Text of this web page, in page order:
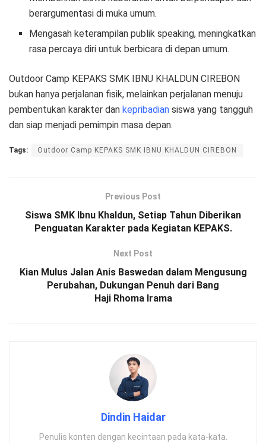
berargumentasi di muka umum.
Mengasah keterampilan publik speaking, meningkatkan
rasa percaya diri untuk berbicara di depan umum.
Outdoor Camp KEPAKS SMK IBNU KHALDUN CIREBON
bukan hanya perjalanan fisik, melainkan perjalanan menuju
pembentukan karakter dan kepribadian siswa yang tangguh
dan siap menjadi pemimpin masa depan.
Tags: Outdoor Camp KEPAKS SMK IBNU KHALDUN CIREBON
Previous Post
Siswa SMK Ibnu Khaldun, Setiap Tahun Diberikan
Penguatan Karakter pada Kegiatan KEPAKS.
Next Post
Kian Mulus Jalan Anis Baswedan dalam Mengusung
Perubahan, Dukungan Penuh dari Bang
Haji Rhoma Irama
Dindin Haidar
Penulis konten dengan kecintaan pada kata-kata.